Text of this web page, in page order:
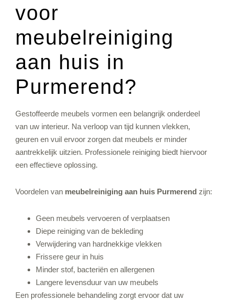
voor
meubelreiniging
aan huis in
Purmerend?
Gestoffeerde meubels vormen een belangrijk onderdeel
van uw interieur. Na verloop van tijd kunnen vlekken,
geuren en vuil ervoor zorgen dat meubels er minder
aantrekkelijk uitzien. Professionele reiniging biedt hiervoor
een effectieve oplossing.
Voordelen van meubelreiniging aan huis Purmerend zijn:
Geen meubels vervoeren of verplaatsen
Diepe reiniging van de bekleding
Verwijdering van hardnekkige vlekken
Frissere geur in huis
Minder stof, bacteriën en allergenen
Langere levensduur van uw meubels
Een professionele behandeling zorgt ervoor dat uw